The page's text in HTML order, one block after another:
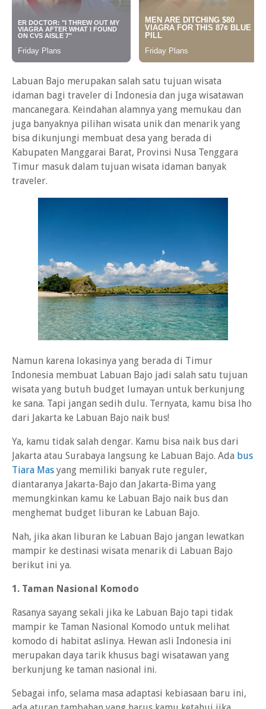
Labuan Bajo merupakan salah satu tujuan wisata
idaman bagi traveler di Indonesia dan juga wisatawan
mancanegara. Keindahan alamnya yang memukau dan
juga banyaknya pilihan wisata unik dan menarik yang
bisa dikunjungi membuat desa yang berada di
Kabupaten Manggarai Barat, Provinsi Nusa Tenggara
Timur masuk dalam tujuan wisata idaman banyak
traveler.
Namun karena lokasinya yang berada di Timur
Indonesia membuat Labuan Bajo jadi salah satu tujuan
wisata yang butuh budget lumayan untuk berkunjung
ke sana. Tapi jangan sedih dulu. Ternyata, kamu bisa lho
dari Jakarta ke Labuan Bajo naik bus!
Ya, kamu tidak salah dengar. Kamu bisa naik bus dari
Jakarta atau Surabaya langsung ke Labuan Bajo. Ada bus
Tiara Mas yang memiliki banyak rute reguler,
diantaranya Jakarta-Bajo dan Jakarta-Bima yang
memungkinkan kamu ke Labuan Bajo naik bus dan
menghemat budget liburan ke Labuan Bajo.
Nah, jika akan liburan ke Labuan Bajo jangan lewatkan
mampir ke destinasi wisata menarik di Labuan Bajo
berikut ini ya.
1. Taman Nasional Komodo
Rasanya sayang sekali jika ke Labuan Bajo tapi tidak
mampir ke Taman Nasional Komodo untuk melihat
komodo di habitat aslinya. Hewan asli Indonesia ini
merupakan daya tarik khusus bagi wisatawan yang
berkunjung ke taman nasional ini.
Sebagai info, selama masa adaptasi kebiasaan baru ini,